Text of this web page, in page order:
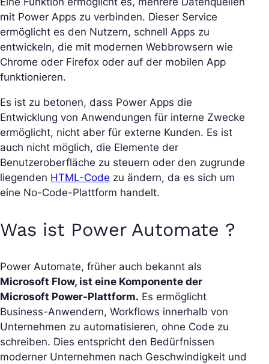
mit Power Apps zu verbinden. Dieser Service
ermöglicht es den Nutzern, schnell Apps zu
entwickeln, die mit modernen Webbrowsern wie
Chrome oder Firefox oder auf der mobilen App
funktionieren.
Es ist zu betonen, dass Power Apps die
Entwicklung von Anwendungen für interne Zwecke
ermöglicht, nicht aber für externe Kunden. Es ist
auch nicht möglich, die Elemente der
Benutzeroberfläche zu steuern oder den zugrunde
liegenden HTML-Code zu ändern, da es sich um
eine No-Code-Plattform handelt.
Was ist Power Automate ?
Power Automate, früher auch bekannt als
Microsoft Flow, ist eine Komponente der
Microsoft Power-Plattform. Es ermöglicht
Business-Anwendern, Workflows innerhalb von
Unternehmen zu automatisieren, ohne Code zu
schreiben. Dies entspricht den Bedürfnissen
moderner Unternehmen nach Geschwindigkeit und